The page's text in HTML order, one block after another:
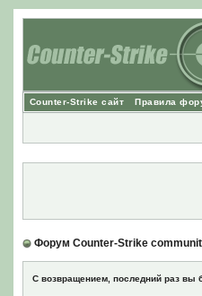
Counter-Strike сайт Правила
Форум Counter-Strike
С возвращением, последний раз вы